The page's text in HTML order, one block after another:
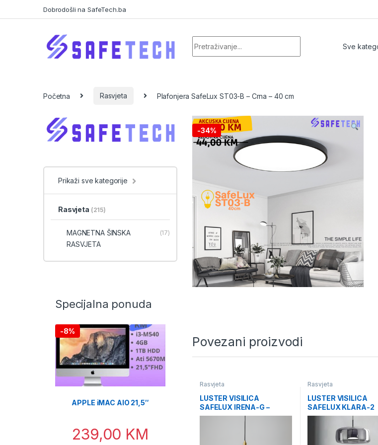
Dobrodošli na SafeTech.ba
Početna Rasvjeta Plafonjera SafeLux ST03-B – Crna – 40 cm
-34%
Povezani proizvodi
Rasvjeta
LUSTER VISILICA
SAFELUX IRENA-G –
ZLATNI- 5 KUGLI
Rasvjeta
LUSTER VISILICA
SAFELUX KLARA-2
Prikaži sve kategorije
Rasvjeta (215)
MAGNETNA ŠINSKA
RASVJETA
(17)
Specijalna ponuda
-8%
APPLE iMAC AIO 21,5″
239,00 KM